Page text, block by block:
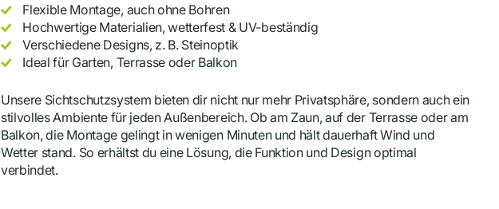
Flexible Montage, auch ohne Bohren
Hochwertige Materialien, wetterfest & UV-beständig
Verschiedene Designs, z. B. Steinoptik
Ideal für Garten, Terrasse oder Balkon
Unsere Sichtschutzsystem bieten dir nicht nur mehr Privatsphäre, sondern auch ein
stilvolles Ambiente für jeden Außenbereich. Ob am Zaun, auf der Terrasse oder am
Balkon, die Montage gelingt in wenigen Minuten und hält dauerhaft Wind und
Wetter stand. So erhältst du eine Lösung, die Funktion und Design optimal
verbindet.